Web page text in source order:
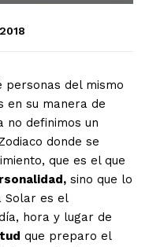
personas del mismo
en su manera de
no definimos un
donde se
que es el que
sino que lo
Solar es el
hora y lugar de
que preparo el